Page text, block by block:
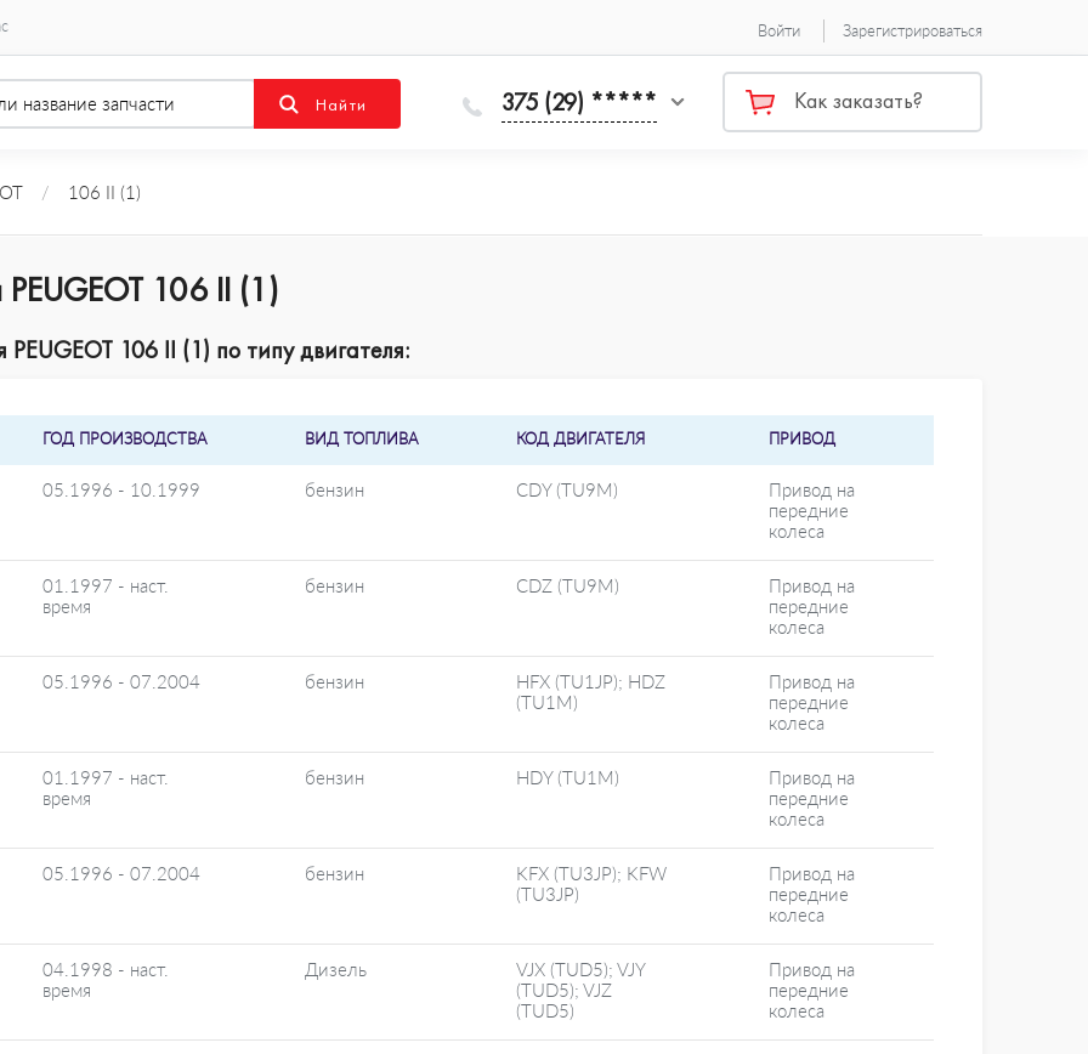
Войти Зарегистрироваться
375 (29) ***** Как заказать?
/ 106 II (1)
106 II (1)
106 II (1) по типу двигателя:
ГОД ПРОИЗВОДСТВА ВИД ТОПЛИВА КОД ДВИГАТЕЛЯ ПРИВОД
05.1996 - 10.1999 бензин CDY (TU9M)
Привод на
передние
колеса
01.1997 - наст.
время
бензин CDZ (TU9M)
Привод на
передние
колеса
05.1996 - 07.2004 бензин
HFX (TU1JP); HDZ
(TU1M)
Привод на
передние
колеса
01.1997 - наст.
время
бензин HDY (TU1M)
Привод на
передние
колеса
05.1996 - 07.2004 бензин
KFX (TU3JP); KFW
(TU3JP)
Привод на
передние
колеса
04.1998 - наст.
время
Дизель
VJX (TUD5); VJY
(TUD5); VJZ
(TUD5)
Привод на
передние
колеса